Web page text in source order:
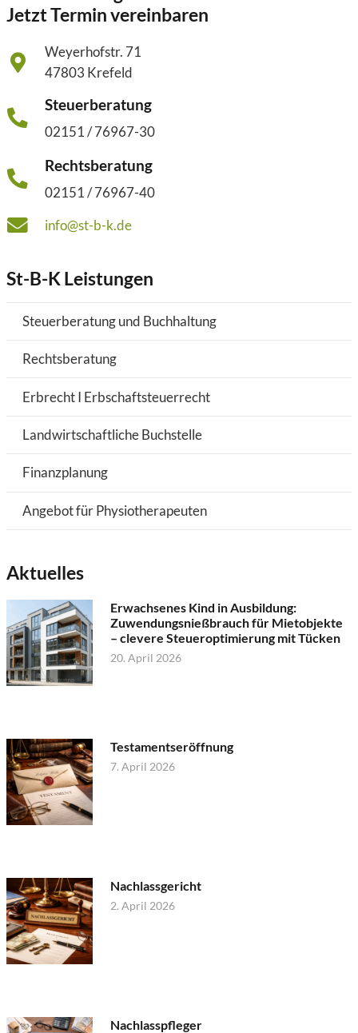
Jetzt Termin vereinbaren
Weyerhofstr. 71
47803 Krefeld
Steuerberatung
02151 / 76967-30
Rechtsberatung
02151 / 76967-40
info@st-b-k.de
St-B-K Leistungen
Steuerberatung und Buchhaltung
Rechtsberatung
Erbrecht I Erbschaftsteuerrecht
Landwirtschaftliche Buchstelle
Finanzplanung
Angebot für Physiotherapeuten
Aktuelles
Erwachsenes Kind in Ausbildung:
Zuwendungsnießbrauch für Mietobjekte
– clevere Steueroptimierung mit Tücken
20. April 2026
Testamentseröffnung
7. April 2026
Nachlassgericht
2. April 2026
Nachlasspfleger